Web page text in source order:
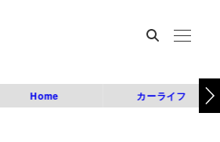
Home カーライフ